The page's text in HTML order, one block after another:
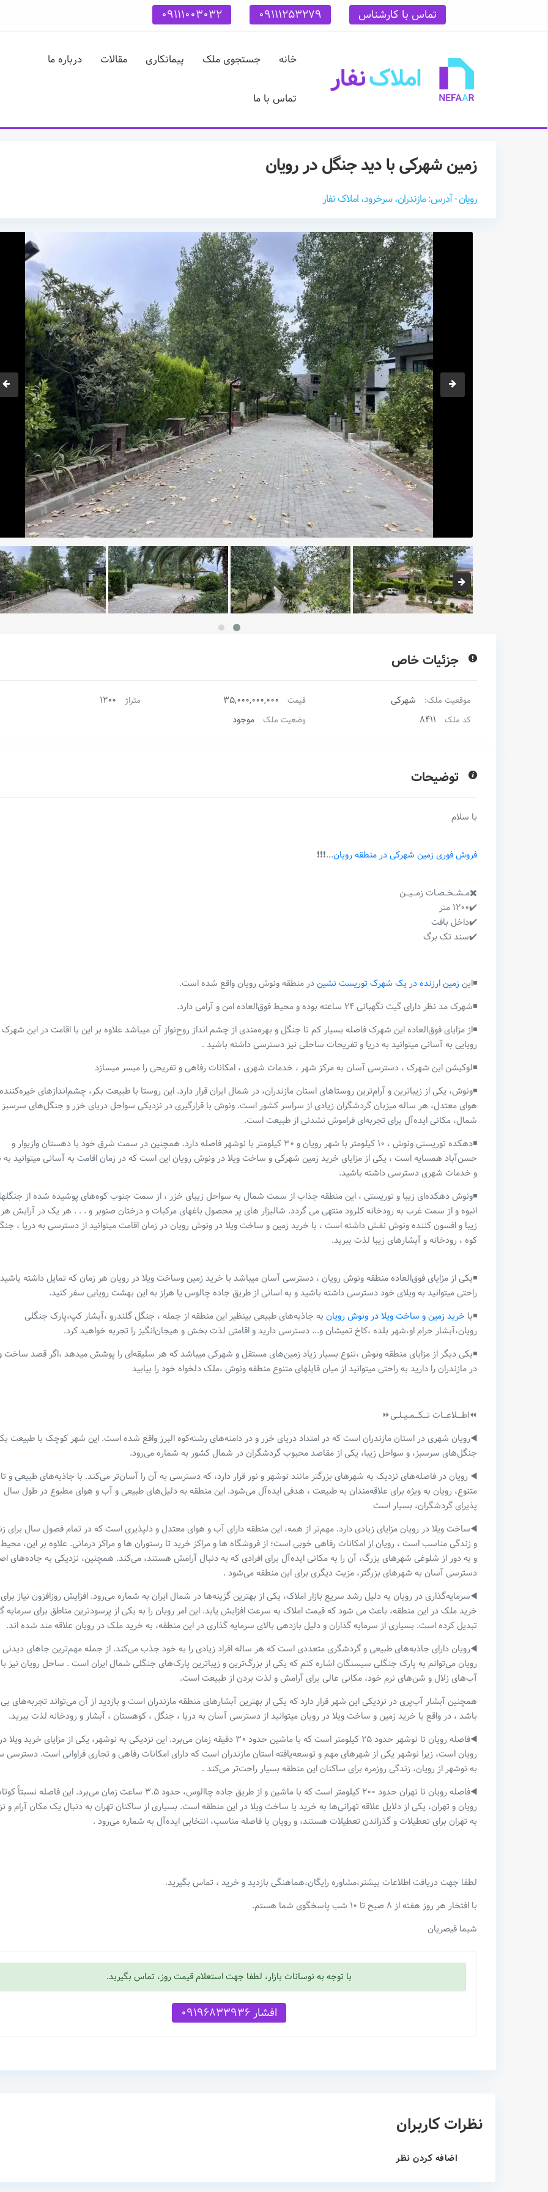
تماس با کارشناس 09111253279
09111003032
خانه جستجوی ملک پیمانکاری مقالات درباره ما
تماس با ما
زمین شهرکی با دید جنگل در رویان
رویان - آدرس: مازندران، سرخرود، املاک نفار
جزئیات خاص
موقعیت ملک: شهرکی قیمت 35,000,000,000 متراژ 1200
کد ملک 8411 وضعیت ملک موجود
توضیحات
با سلام
فروش فوری زمین شهرکی در منطقه رویان...❗️❗️❗️
✖️مــشــخــصـات زمـــیـــن
✔️۱۲۰۰ متر
✔️داخل بافت
✔️سند تک برگ
◾️اینزمین ارزنده در یک شهرک توریست نشیندر منطقه ونوش رویان واقع شده است.
◾️شهرک مد نظر دارای گیت نگهبانی ۲۴ ساعته بوده و محیط فوق‌العاده امن و آرامی دارد.
◾️از مزایای فوق‌العاده این شهرک فاصله بسیار کم تا جنگل و بهره‌مندی از چشم انداز روح‌نواز آن میباشد علاوه بر این با اقامت در این شهرک
رویایی به آسانی میتوانید به دریا و تفریحات ساحلی نیز دسترسی داشته باشید .
◾️لوکیشن این شهرک ، دسترسی آسان به مرکز شهر ، خدمات شهری ، امکانات رفاهی و تفریحی را میسر میسازد
◾️ونوش، یکی از زیباترین و آرام‌ترین روستاهای استان مازندران، در شمال ایران قرار دارد. این روستا با طبیعت بکر، چشم‌اندازهای
هوای معتدل، هر ساله میزبان گردشگران زیادی از سراسر کشور است. ونوش با قرارگیری در نزدیکی سواحل دریای خزر و جنگل‌های سرسبز
شمال، مکانی ایده‌آل برای تجربه‌ای فراموش‌ نشدنی از طبیعت است.
◾️دهکده توریستی ونوش ، ۱۰ کیلومتر با شهر رویان و ۳۰ کیلومتر با نوشهر فاصله دارد. همچنین در سمت شرق خود با دهستان وازیوار و
حسن‌آباد همسایه است ، یکی از مزایای خرید زمین شهرکی و ساخت ویلا در ونوش رویان این است که در زمان اقامت به آسانی میتوانید
و خدمات شهری دسترسی داشته باشید.
◾️ونوش دهکده‌‌ای زیبا و توریستی ، این منطقه جذاب از سمت شمال به سواحل زیبای خزر ، از سمت جنوب کوه‌های پوشیده شده از
انبوه و از سمت غرب به رودخانه کلرود منتهی می گردد. شالیزار های پر محصول باغهای مرکبات و درختان صنوبر و . . . هر یک در آرایش
زیبا و افسون کننده ونوش نقش داشته است ، با خرید زمین و ساخت ویلا در ونوش رویان در زمان اقامت میتوانید از دسترسی به دریا ،
کوه ، رودخانه و آبشارهای زیبا لذت ببرید.
◾️یکی از مزایای فوق‌العاده منطقه ونوش رویان ، دسترسی آسان میباشد با خرید زمین و‌ساخت ویلا در رویان هر زمان که تمایل داشته
راحتی میتوانید به ویلای خود دسترسی داشته باشید و به اسانی از طریق جاده چالوس یا هراز به این بهشت رویایی سفر کنید.
◾️با خرید زمین و‌ ساخت ویلا در ونوش رویان به جاذبه‌های طبیعی بینظیر این منطقه از جمله ، جنگل گلندرو ،آبشار کپ،پارک جنگلی
رویان،آبشار حرام او،شهر بلده ،کاخ تمیشان و... دسترسی دارید و اقامتی لذت بخش و هیجان‌انگیز را تجربه خواهید کرد.
◾️یکی دیگر از مزایای منطقه ونوش ،تنوع بسیار زیاد زمین‌های مستقل و شهرکی میباشد که هر سلیقه‌ای را پوشش میدهد ،اگر قصد ساخت
در مازندران را دارید به راحتی میتوانید از میان فایلهای متنوع منطقه ونوش ،ملک دلخواه خود را بیابید
⏪اطــــلاعـــات تـــکـــمــیــلــی⏩
◀️رویان شهری در استان مازندران است که در امتداد دریای خزر و در دامنه‌های رشته‌کوه البرز واقع شده است. این شهر کوچک با طبیعت
جنگل‌های سرسبز، و سواحل زیبا، یکی از مقاصد محبوب گردشگران در شمال کشور به شماره می‌رود.
◀️ رویان در فاصله‌های نزدیک به شهرهای بزرگتر مانند نوشهر و نور قرار دارد، که دسترسی به آن را آسان‌تر می‌کند. با جاذبه‌های طبیعی و
متنوع، رویان به ویژه برای علاقه‌مندان به طبیعت ، هدفی ایده‌آل می‌شود. این منطقه به دلیل‌های طبیعی و آب و هوای مطبوع در طول سال
پذیرای گردشگران، بسیار است
◀️ساخت ویلا در رویان مزایای زیادی دارد. مهم‌تر از همه، این منطقه دارای آب و هوای معتدل و دلپذیری است که در تمام فصول سال برای
و زندگی مناسب است ، رویان از امکانات رفاهی خوبی است؛ از فروشگاه ها و مراکز خرید تا رستوران ها و مراکز درمانی. علاوه بر این، محیط
و به دور از شلوغی شهرهای بزرگ، آن را به مکانی ایده‌آل برای افرادی که به دنبال آرامش هستند، می‌کند. همچنین، نزدیکی به جاده‌های
دسترسی آسان به شهرهای بزرگتر، مزیت دیگری برای این منطقه می‌شود .
◀️سرمایه‌گذاری در رویان به دلیل رشد سریع بازار املاک، یکی از بهترین گزینه‌ها در شمال ایران به شماره می‌رود. افزایش روزافزون نیاز برای
خرید ملک در این منطقه، باعث می شود که قیمت املاک به سرعت افزایش یابد. این امر رویان را به یکی از پرسودترین مناطق برای سرمایه
تبدیل کرده است. بسیاری از سرمایه گذاران و دلیل بازدهی بالای سرمایه گذاری در این منطقه، به خرید ملک در رویان علاقه مند شده اند.
◀️رویان دارای جاذبه‌های طبیعی و گردشگری متعددی است که هر ساله افراد زیادی را به خود جذب می‌کند. از جمله مهم‌ترین جاهای دیدنی
رویان می‌توانم به پارک جنگلی سیسنگان اشاره کنم که یکی از بزرگ‌ترین و زیباترین پارک‌های جنگلی شمال ایران است . ساحل رویان نیز با
آب‌های زلال و شن‌های نرم خود، مکانی عالی برای آرامش و لذت بردن از طبیعت است.
همچنین آبشار آب‌پری در نزدیکی این شهر قرار دارد که یکی از بهترین آبشارهای منطقه مازندران است و بازدید از آن می‌تواند تجربه‌های
باشد ، در واقع با خرید زمین و ساخت ویلا در رویان میتوانید از دسترسی آسان به دریا ، جنگل ، کوهستان ، آبشار و رودخانه لذت ببرید.
◀️فاصله رویان تا نوشهر حدود ۲۵ کیلومتر است که با ماشین حدود ۳۰ دقیقه زمان می‌برد. این نزدیکی به نوشهر، یکی از مزایای خرید ویلا
رویان است، زیرا نوشهر یکی از شهرهای مهم و توسعه‌یافته استان مازندران است که دارای امکانات رفاهی و تجاری فراوانی است. دسترسی
به نوشهر از رویان، زندگی روزمره برای ساکنان این منطقه بسیار راحت‌تر می‌کند .
◀️فاصله رویان تا تهران حدود ۲۰۰ کیلومتر است که با ماشین و از طریق جاده چاالوس، حدود ۳.۵ ساعت زمان می‌برد. این فاصله
رویان و تهران، یکی از دلایل علاقه تهرانی‌ها به خرید یا ساخت ویلا در این منطقه است. بسیاری از ساکنان تهران به دنبال یک مکان آرام و
به تهران برای تعطیلات و گذراندن تعطیلات هستند، و رویان با فاصله‌ مناسب، انتخابی ایده‌آل به شماره می‌رود .
لطفا جهت دریافت اطلاعات بیشتر،مشاوره رایگان،هماهنگی بازدید و خرید ، تماس بگیرید.
با افتخار هر روز هفته از ۸ صبح تا ۱۰ شب پاسخگوی شما هستم.
شیما قیصریان
با توجه به نوسانات بازار، لطفا جهت استعلام قیمت روز، تماس بگیرید.
افشار 09196833936
نظرات کاربران
اضافه کردن نظر